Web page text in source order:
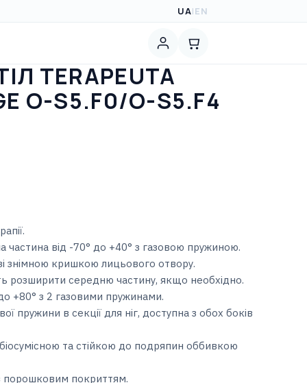
UA|EN
TERAPEUTA
О-S5.F0/О-S5.F4
частина від -70° до +40° з газовою пружиною.
знімною кришкою лицьового отвору.
розширити середню частину, якщо необхідно.
+80° з 2 газовими пружинами.
пружини в секції для ніг, доступна з обох боків
та стійкою до подряпин оббивкою
порошковим покриттям.